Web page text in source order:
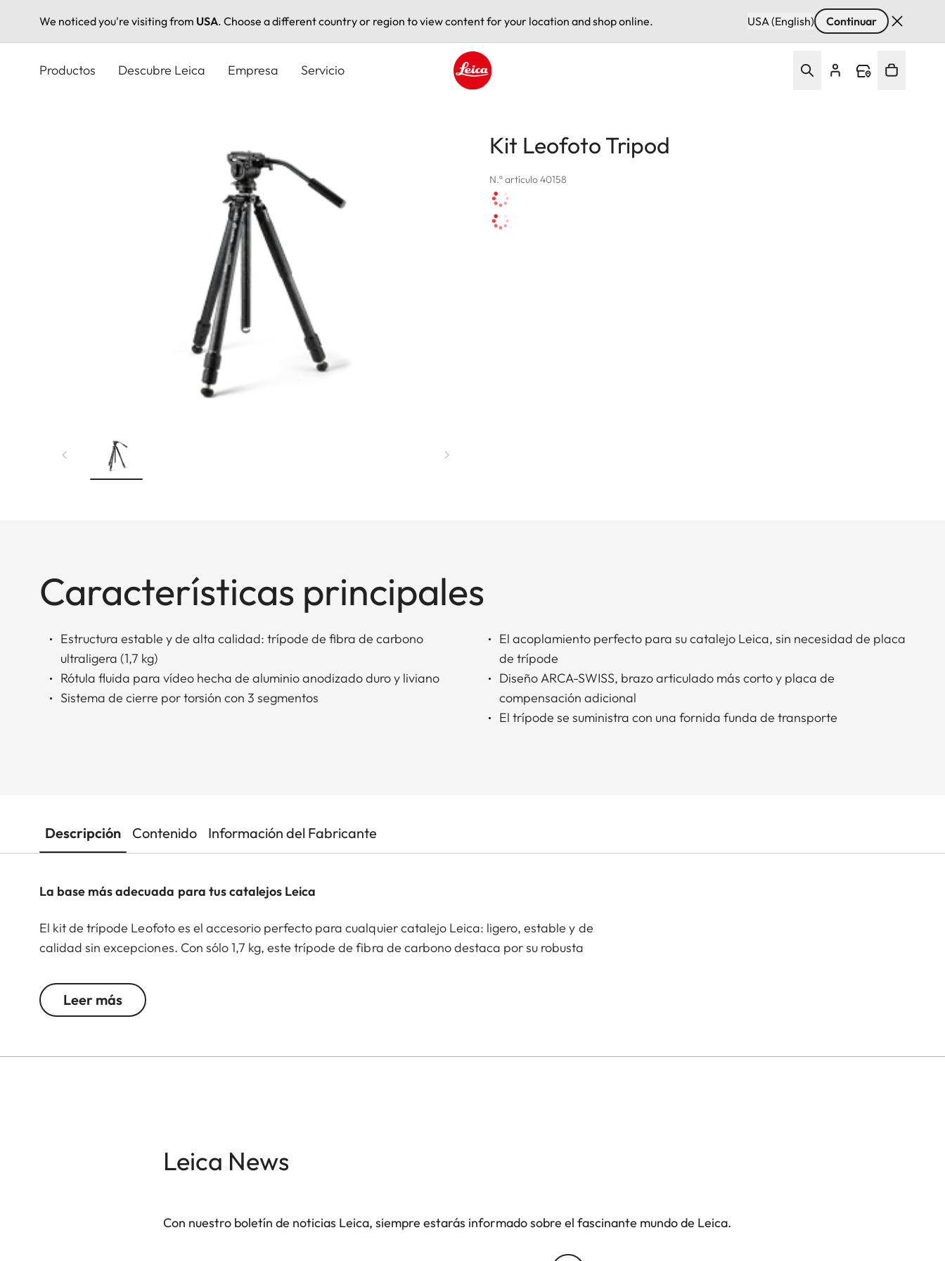
We noticed you're visiting from USA. Choose a different country or region to view content for your location and shop online. USA (English) Continuar
Productos Descubre Leica Empresa Servicio
Kit Leofoto Tripod
N.º artículo 40158
Características principales
Estructura estable y de alta calidad: trípode de fibra de carbono
ultraligera (1,7 kg)
Rótula fluida para vídeo hecha de aluminio anodizado duro y liviano
Sistema de cierre por torsión con 3 segmentos
El acoplamiento perfecto para su catalejo Leica, sin necesidad de placa
de trípode
Diseño ARCA-SWISS, brazo articulado más corto y placa de
compensación adicional
El trípode se suministra con una fornida funda de transporte
Descripción Contenido Información del Fabricante
La base más adecuada para tus catalejos Leica
El kit de trípode Leofoto es el accesorio perfecto para cualquier catalejo Leica: ligero, estable y de
calidad sin excepciones. Con sólo 1,7 kg, este trípode de fibra de carbono destaca por su robusta
asegura desplazamientos panorámicos precisos y suaves, y la máxima estabilidad. El inteligente
sistema de cierre por torsión con 3 segmentos habilita un montaje y desmontaje ágiles: ideal para
Leer más
Leica News
Con nuestro boletín de noticias Leica, siempre estarás informado sobre el fascinante mundo de Leica.